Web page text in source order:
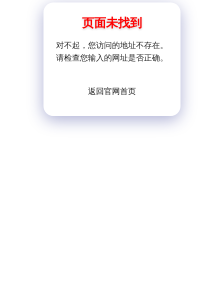
页面未找到
对不起，您访问的地址不存在。
请检查您输入的网址是否正确。
返回官网首页